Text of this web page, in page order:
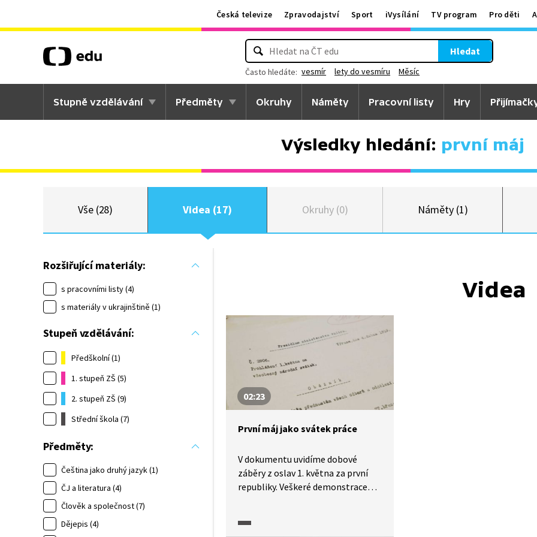
Česká televize Zpravodajství Sport iVysílání TV program Pro děti
Hledat
Často hledáte: vesmír lety do vesmíru Měsíc
Stupně vzdělávání Předměty Okruhy Náměty Pracovní listy Hry
Výsledky hledání: první máj
Vše (28) Videa (17) Okruhy (0) Náměty (1)
Rozšiřující materiály:
s pracovními listy (4)
s materiály v ukrajinštině (1)
Stupeň vzdělávání:
Předškolní (1)
1. stupeň ZŠ (5)
2. stupeň ZŠ (9)
Střední škola (7)
Předměty:
Čeština jako druhý jazyk (1)
ČJ a literatura (4)
Člověk a společnost (7)
Dějepis (4)
Videa
02:23
První máj jako svátek práce
V dokumentu uvidíme dobové
záběry z oslav 1. května za první
republiky. Veškeré demonstrace
základního požadavku dělníků, tj.